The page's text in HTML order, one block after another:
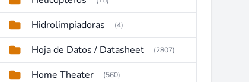
Hidrolimpiadoras (4)
Hoja de Datos / Datasheet (2807)
Home Theater (560)